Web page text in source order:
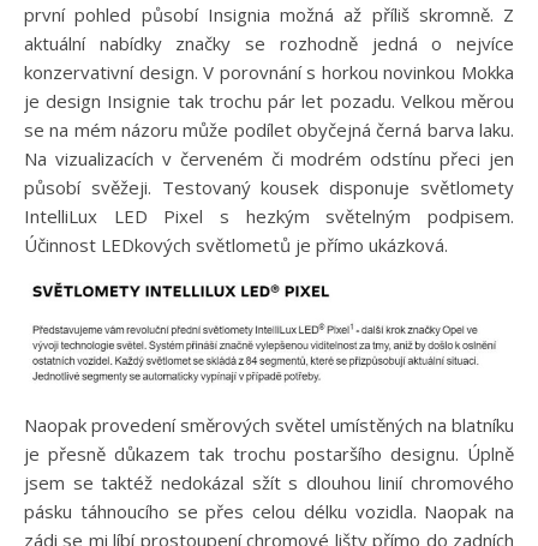
první pohled působí Insignia možná až příliš skromně. Z
aktuální nabídky značky se rozhodně jedná o nejvíce
konzervativní design. V porovnání s horkou novinkou Mokka
je design Insignie tak trochu pár let pozadu. Velkou měrou
se na mém názoru může podílet obyčejná černá barva laku.
Na vizualizacích v červeném či modrém odstínu přeci jen
působí svěžeji. Testovaný kousek disponuje světlomety
IntelliLux LED Pixel s hezkým světelným podpisem.
Účinnost LEDkových světlometů je přímo ukázková.
Naopak provedení směrových světel umístěných na blatníku
je přesně důkazem tak trochu postaršího designu. Úplně
jsem se taktéž nedokázal sžít s dlouhou linií chromového
pásku táhnoucího se přes celou délku vozidla. Naopak na
zádi se mi líbí prostoupení chromové lišty přímo do zadních